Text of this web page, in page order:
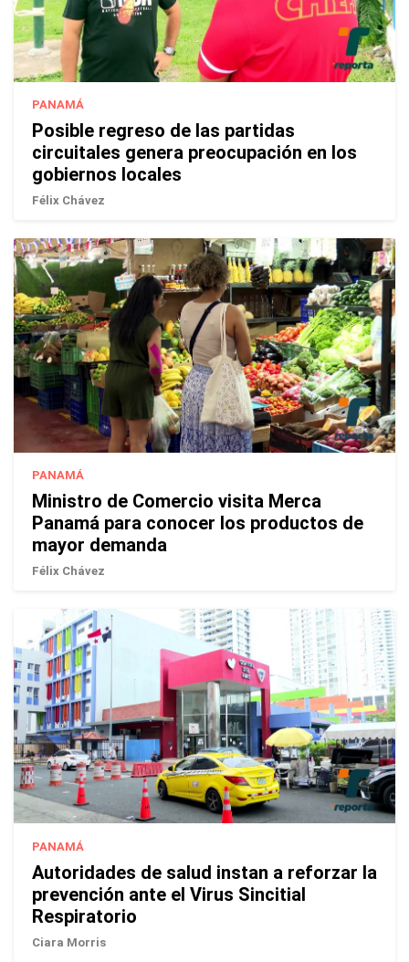
PANAMÁ
Posible regreso de las partidas
circuitales genera preocupación en los
gobiernos locales
Félix Chávez
PANAMÁ
Ministro de Comercio visita Merca
Panamá para conocer los productos de
mayor demanda
Félix Chávez
PANAMÁ
Autoridades de salud instan a reforzar la
prevención ante el Virus Sincitial
Respiratorio
Ciara Morris